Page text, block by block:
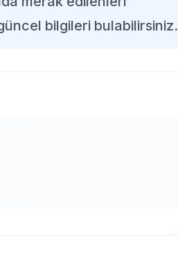
bilgileri bulabilirsiniz.